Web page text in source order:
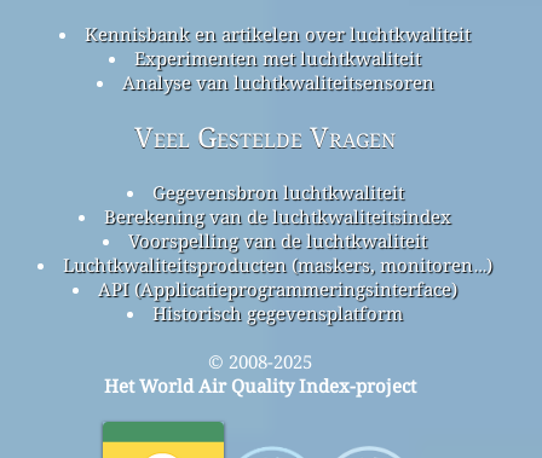
Kennisbank en artikelen over luchtkwaliteit
Experimenten met luchtkwaliteit
Analyse van luchtkwaliteitsensoren
Veel Gestelde Vragen
Gegevensbron luchtkwaliteit
Berekening van de luchtkwaliteitsindex
Voorspelling van de luchtkwaliteit
Luchtkwaliteitsproducten (maskers, monitoren…)
API (Applicatieprogrammeringsinterface)
Historisch gegevensplatform
© 2008-2025
Het World Air Quality Index-project